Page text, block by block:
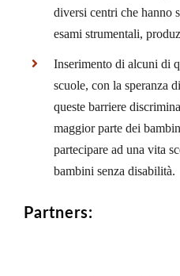
diversi centri che hanno
esami strumentali,
Inserimento di alcuni di
scuole, con la speranza
queste barriere
maggior parte dei
partecipare ad una vita
bambini senza disabilità.
Partners: